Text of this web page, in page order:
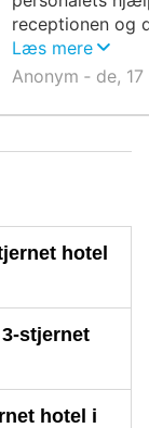
receptionen og
personale.
Læs mere
Anonym ‐ de,
hotel
stjernet
hotel i